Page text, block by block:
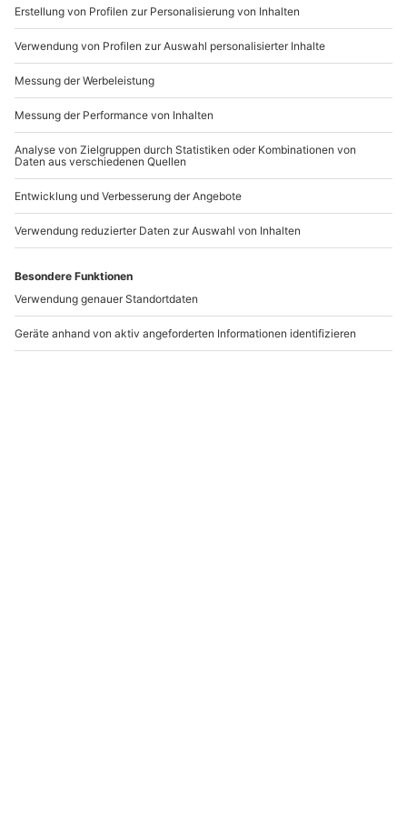
www.b2b.mydays.de/
Artikelnummer:29210
Andere Produkte entdecken
Gruseldinner Bamberg
Vegetarischer
Kochkurs in Bad Vilbel